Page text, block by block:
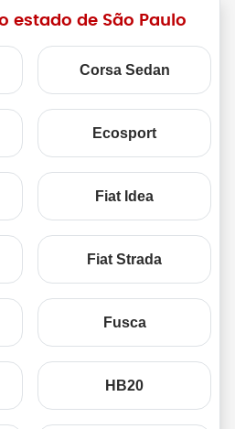
estado de São Paulo
Corsa Sedan
Ecosport
Fiat Idea
Fiat Strada
Fusca
HB20